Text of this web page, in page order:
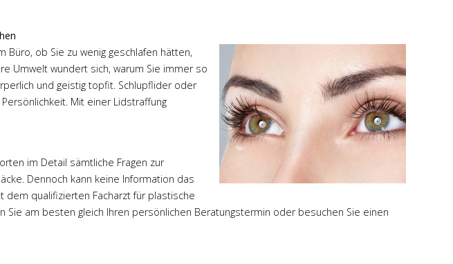
Büro, ob Sie zu wenig geschlafen hätten,
Umwelt wundert sich, warum Sie immer so
und geistig topfit. Schlupflider oder
Mit einer Lidstraffung
im Detail sämtliche Fragen zur
Dennoch kann keine Information das
dem qualifizierten Facharzt für plastische
Sie am besten gleich Ihren persönlichen Beratungstermin oder besuchen Sie einen